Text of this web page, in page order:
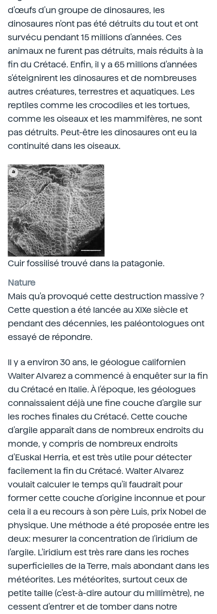
d'œufs d'un groupe de dinosaures, les
dinosaures n'ont pas été détruits du tout et ont
survécu pendant 15 millions d'années. Ces
animaux ne furent pas détruits, mais réduits à la
fin du Crétacé. Enfin, il y a 65 millions d'années
s'éteignirent les dinosaures et de nombreuses
autres créatures, terrestres et aquatiques. Les
reptiles comme les crocodiles et les tortues,
comme les oiseaux et les mammifères, ne sont
pas détruits. Peut-être les dinosaures ont eu la
continuité dans les oiseaux.
Cuir fossilisé trouvé dans la patagonie.
Nature
Mais qu'a provoqué cette destruction massive ?
Cette question a été lancée au XIXe siècle et
pendant des décennies, les paléontologues ont
essayé de répondre.
Il y a environ 30 ans, le géologue californien
Walter Alvarez a commencé à enquêter sur la fin
du Crétacé en Italie. À l'époque, les géologues
connaissaient déjà une fine couche d'argile sur
les roches finales du Crétacé. Cette couche
d'argile apparaît dans de nombreux endroits du
monde, y compris de nombreux endroits
d'Euskal Herria, et est très utile pour détecter
facilement la fin du Crétacé. Walter Alvarez
voulait calculer le temps qu'il faudrait pour
former cette couche d'origine inconnue et pour
cela il a eu recours à son père Luis, prix Nobel de
physique. Une méthode a été proposée entre les
deux: mesurer la concentration de l'iridium de
l'argile. L'iridium est très rare dans les roches
superficielles de la Terre, mais abondant dans les
météorites. Les météorites, surtout ceux de
petite taille (c'est-à-dire autour du millimètre), ne
cessent d'entrer et de tomber dans notre